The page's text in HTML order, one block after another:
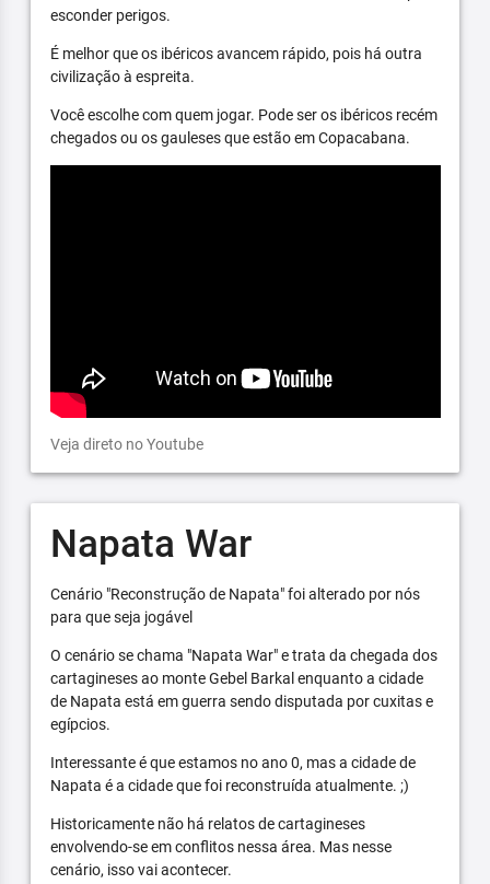
esconder perigos.
É melhor que os ibéricos avancem rápido, pois há outra
civilização à espreita.
Você escolhe com quem jogar. Pode ser os ibéricos recém
chegados ou os gauleses que estão em Copacabana.
Veja direto no Youtube
Napata War
Cenário "Reconstrução de Napata" foi alterado por nós
para que seja jogável
O cenário se chama "Napata War" e trata da chegada dos
cartagineses ao monte Gebel Barkal enquanto a cidade
de Napata está em guerra sendo disputada por cuxitas e
egípcios.
Interessante é que estamos no ano 0, mas a cidade de
Napata é a cidade que foi reconstruída atualmente. ;)
Historicamente não há relatos de cartagineses
envolvendo-se em conflitos nessa área. Mas nesse
cenário, isso vai acontecer.